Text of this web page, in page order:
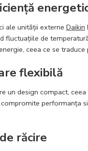
ale unității externe Daikin
fluctuațiile de
ceea ce se
flexibilă
un design compact,
compromite performanța
răcire